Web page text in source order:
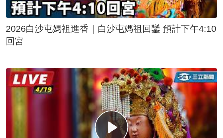
2026白沙屯媽祖進香｜白沙屯媽祖回鑾 預計下午4:10
回宮